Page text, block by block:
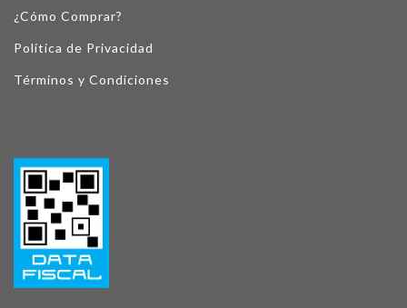
¿Cómo Comprar?
Política de Privacidad
Términos y Condiciones